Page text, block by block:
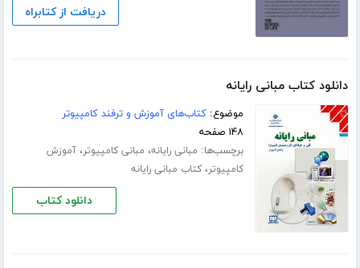
دریافت از کتابراه
دانلود کتاب مبانی رایانه
موضوع:کتاب‌های آموزش و ترفند کامپیوتر
۱۴۸ صفحه
برچسب‌ها: مبانی رایانه، مبانی کامپیوتر،آموزش
کامپیوتر،کتاب مبانی رایانه
دانلود کتاب